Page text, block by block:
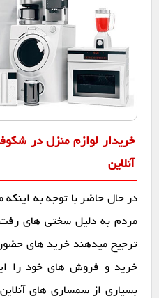
خریدار لوازم منزل در
آنلاین
در حال حاضر با توجه به اینکه
مردم به دلیل سختی های
ترجیح میدهند خرید های
خرید و فروش های خود را
بسیاری از سمساری های